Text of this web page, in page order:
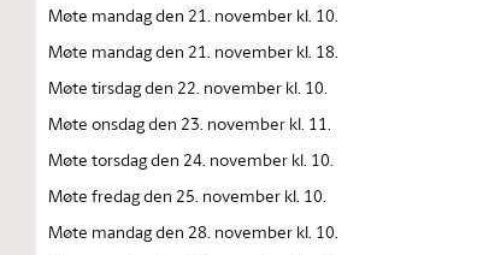
Møte mandag den 21. november kl. 10.
Møte mandag den 21. november kl. 18.
Møte tirsdag den 22. november kl. 10.
Møte onsdag den 23. november kl. 11.
Møte torsdag den 24. november kl. 10.
Møte fredag den 25. november kl. 10.
Møte mandag den 28. november kl. 10.